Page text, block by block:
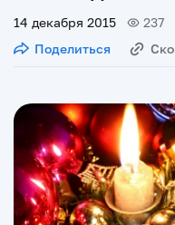
14 декабря 2015
237
Поделиться